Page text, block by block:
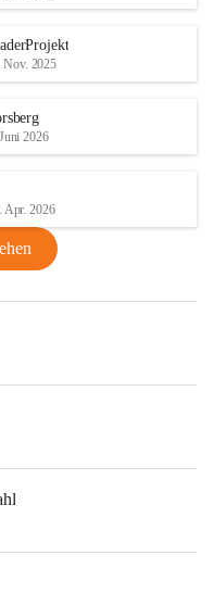
Nov. 2025
2026
Apr. 2026